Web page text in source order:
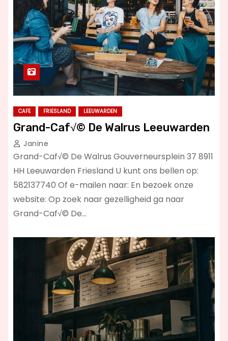
CAFE FRIESLAND LEEUWARDEN
Grand-Caf√© De Walrus Leeuwarden
Janine
Grand-Caf√© De Walrus Gouverneursplein 37 8911
HH Leeuwarden Friesland U kunt ons bellen op:
582137740 Of e-mailen naar: En bezoek onze
website: Op zoek naar gezelligheid ga naar
Grand-Caf√© De…